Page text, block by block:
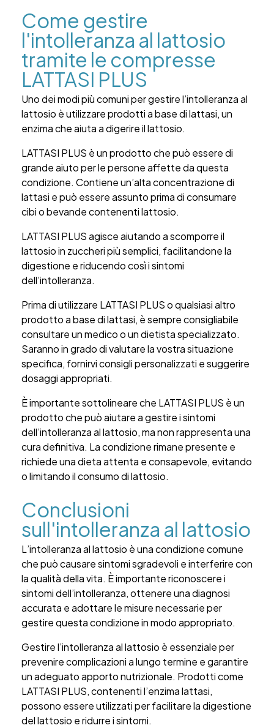
Come gestire
l'intolleranza al lattosio
tramite le compresse
LATTASI PLUS
Uno dei modi più comuni per gestire l’intolleranza al
lattosio è utilizzare prodotti a base di lattasi, un
enzima che aiuta a digerire il lattosio.
LATTASI PLUS è un prodotto che può essere di
grande aiuto per le persone affette da questa
condizione. Contiene un’alta concentrazione di
lattasi e può essere assunto prima di consumare
cibi o bevande contenenti lattosio.
LATTASI PLUSagisce aiutando a scomporre il
lattosio in zuccheri più semplici, facilitandone la
digestione e riducendo così i sintomi
dell’intolleranza.
Prima di utilizzare LATTASI PLUS o qualsiasi altro
prodotto a base di lattasi, è sempre consigliabile
consultare un medico o un dietista specializzato.
Saranno in grado di valutare la vostra situazione
specifica, fornirvi consigli personalizzati e suggerire
dosaggi appropriati.
È importante sottolineare che LATTASI PLUS è un
prodotto che può aiutare a gestire i sintomi
dell’intolleranza al lattosio, ma non rappresenta una
cura definitiva. La condizione rimane presente e
richiede una dieta attenta e consapevole, evitando
o limitando il consumo di lattosio.
Conclusioni
sull'intolleranza al lattosio
L’intolleranza al lattosio è una condizione comune
che può causare sintomi sgradevoli e interferire con
la qualità della vita. È importante riconoscere i
sintomi dell’intolleranza, ottenere una diagnosi
accurata e adottare le misure necessarie per
gestire questa condizione in modo appropriato.
Gestire l’intolleranza al lattosio è essenziale per
prevenire complicazioni a lungo termine e garantire
un adeguato apporto nutrizionale. Prodotti come
LATTASI PLUS, contenenti l’enzima lattasi,
possono essere utilizzati per facilitare la digestione
del lattosio e ridurre i sintomi.